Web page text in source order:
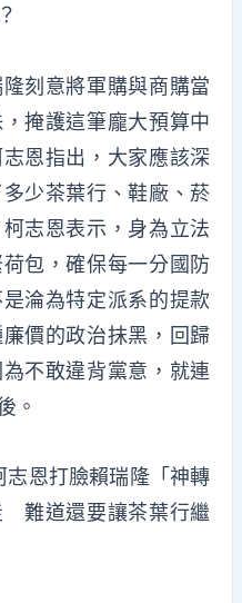
刻意將軍購與商購當
掩護這筆龐大預算中
恩指出，大家應該深
少茶葉行、鞋廠、菸
志恩表示，身為立法
包，確保每一分國防
淪為特定派系的提款
價的政治抹黑，回歸
不敢違背黨意，就連
。
志恩打臉賴瑞隆「神轉
難道還要讓茶葉行繼